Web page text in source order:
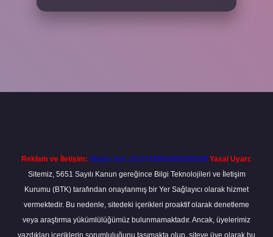
Reklam ve İletişim: Skype: live:.cid.575569c608265c69 Yasal Uyarı:
Sitemiz, 5651 Sayılı Kanun gereğince Bilgi Teknolojileri ve İletişim
Kurumu (BTK) tarafından onaylanmış bir Yer Sağlayıcı olarak hizmet
vermektedir. Bu nedenle, sitedeki içerikleri proaktif olarak denetleme
veya araştırma yükümlülüğümüz bulunmamaktadır. Ancak, üyelerimiz
yazdıkları içeriklerin sorumluluğunu taşımakta olup, siteye üye olarak bu